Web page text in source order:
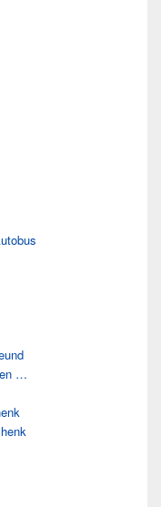
…